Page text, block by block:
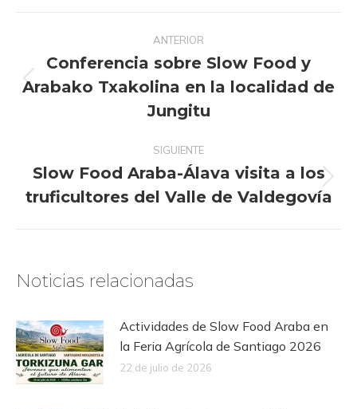
publicaciones
ANTERIOR
Publicación
anterior:
Conferencia sobre Slow Food y
Arabako Txakolina en la localidad de
Jungitu
SIGUIENTE
siguiente:
Slow Food Araba-Álava visita a los
truficultores del Valle de Valdegovía
Noticias relacionadas
Actividades de Slow Food Araba en
la Feria Agrícola de Santiago 2026
22 de julio de 2026